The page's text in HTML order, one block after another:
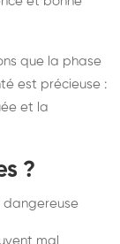
que la phase
est précieuse :
et la
?
dangereuse
mal